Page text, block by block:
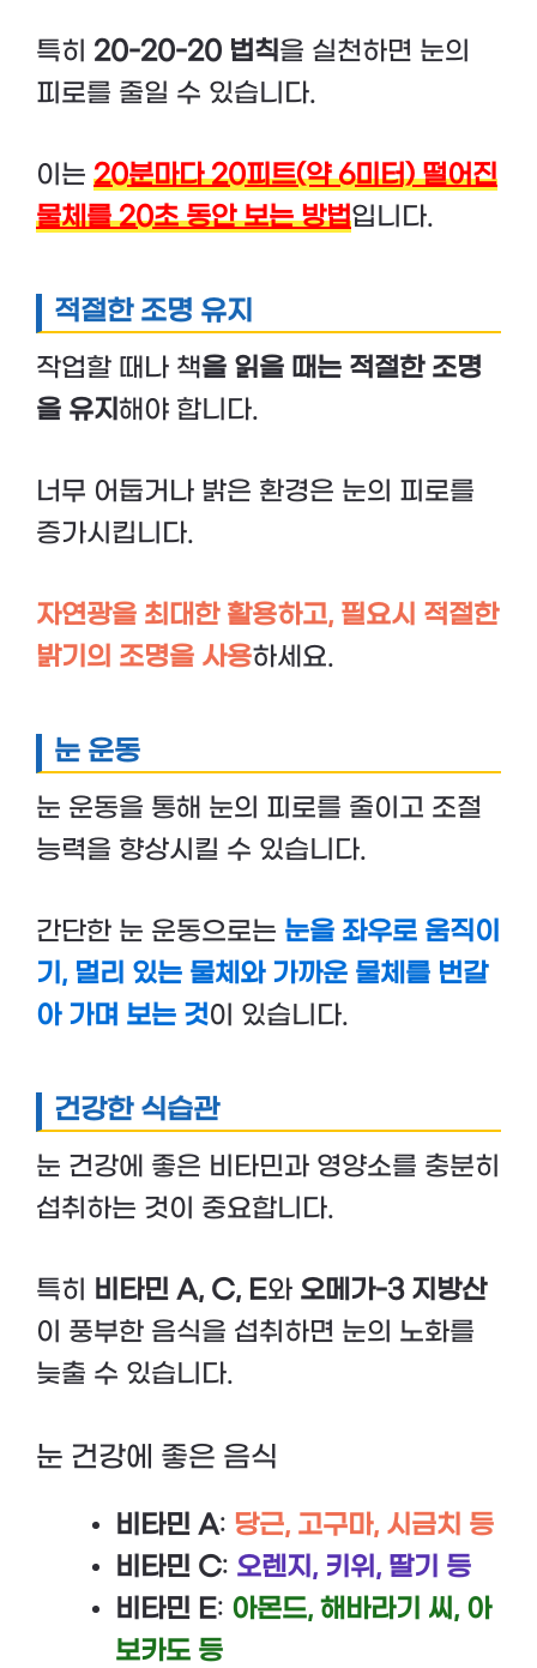
특히 20-20-20 법칙을 실천하면 눈의
피로를 줄일 수 있습니다.
이는 20분마다 20피트(약 6미터) 떨어진
물체를 20초 동안 보는 방법입니다.
적절한 조명 유지
작업할 때나 책을 읽을 때는 적절한 조명
을 유지해야 합니다.
너무 어둡거나 밝은 환경은 눈의 피로를
증가시킵니다.
자연광을 최대한 활용하고, 필요시 적절한
밝기의 조명을 사용하세요.
눈 운동
눈 운동을 통해 눈의 피로를 줄이고 조절
능력을 향상시킬 수 있습니다.
간단한 눈 운동으로는 눈을 좌우로 움직이
기, 멀리 있는 물체와 가까운 물체를 번갈
아 가며 보는 것이 있습니다.
건강한 식습관
눈 건강에 좋은 비타민과 영양소를 충분히
섭취하는 것이 중요합니다.
특히 비타민 A, C, E와 오메가-3 지방산
이 풍부한 음식을 섭취하면 눈의 노화를
늦출 수 있습니다.
눈 건강에 좋은 음식
비타민 A: 당근, 고구마, 시금치 등
비타민 C: 오렌지, 키위, 딸기 등
비타민 E: 아몬드, 해바라기 씨, 아
보카도 등